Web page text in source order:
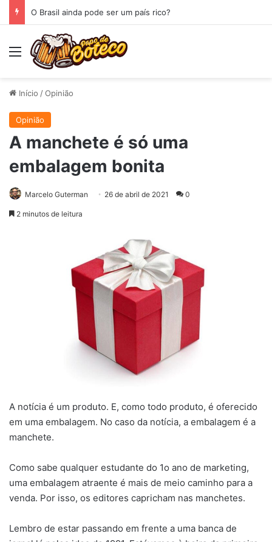
O Brasil ainda pode ser um país rico?
Menu
Início /Opinião
Opinião
A manchete é só uma
embalagem bonita
Marcelo Guterman 26 de abril de 2021 0
2 minutos de leitura
A notícia é um produto. E, como todo produto, é oferecido
em uma embalagem. No caso da notícia, a embalagem é a
manchete.
Como sabe qualquer estudante do 1o ano de marketing,
uma embalagem atraente é mais de meio caminho para a
venda. Por isso, os editores capricham nas manchetes.
Lembro de estar passando em frente a uma banca de